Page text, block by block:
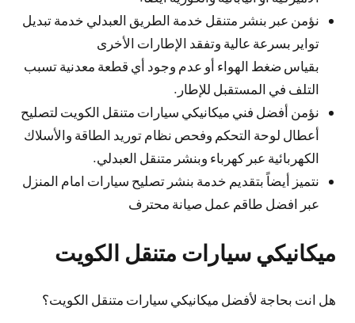
نؤمن عبر بنشر متنقل خدمة الطريق العبدلي خدمة تبديل
تواير بسرعة عالية وتفقد الإطارات الأخرى
بقياس ضغط الهواء أو عدم وجود أي قطعة معدنية تسبب
التلف في المستقبل للإطار.
نؤمن أفضل فني ميكانيكي سيارات متنقل الكويت لتصليح
أعطال لوحة التحكم وفحص نظام توريد الطاقة والأسلاك
الكهربائية عبر كهرباء وبنشر متنقل العبدلي.
نتميز أيضاً بتقديم خدمة بنشر تصليح سيارات امام المنزل
عبر افضل طاقم عمل صيانة محترف
ميكانيكي سيارات متنقل الكويت
هل انت بحاجة لأفضل ميكانيكي سيارات متنقل الكويت؟